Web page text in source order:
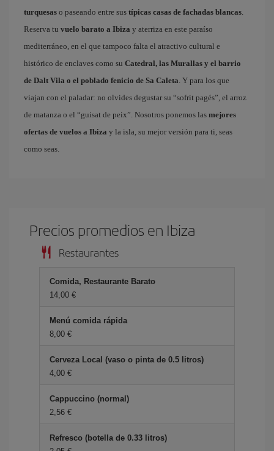
turquesas o paseando entre sus típicas casas de fachadas blancas.
Reserva tu vuelo barato a Ibiza y aterriza en este paraíso
mediterráneo, en el que tampoco falta el atractivo cultural e
histórico de enclaves como su Catedral, las Murallas y el barrio
de Dalt Vila o el poblado fenicio de Sa Caleta. Y para los que
viajan con el paladar: no olvides degustar su “sofrit pagés”, el arroz
de matanza o el “guisat de peix”. Nosotros ponemos las mejores
ofertas de vuelos a Ibiza y la isla, su mejor versión para ti, seas
como seas.
Precios promedios en Ibiza
Restaurantes
Comida, Restaurante Barato
14,00 €
Menú comida rápida
8,00 €
Cerveza Local (vaso o pinta de 0.5 litros)
4,00 €
Cappuccino (normal)
2,56 €
Refresco (botella de 0.33 litros)